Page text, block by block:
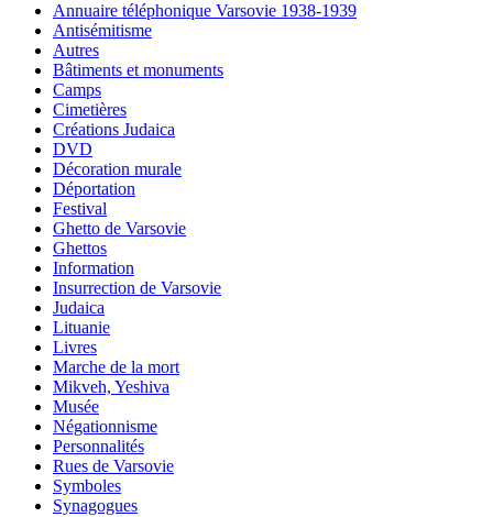
Annuaire téléphonique Varsovie 1938-1939
Antisémitisme
Autres
Bâtiments et monuments
Camps
Cimetières
Créations Judaica
DVD
Décoration murale
Déportation
Festival
Ghetto de Varsovie
Ghettos
Information
Insurrection de Varsovie
Judaica
Lituanie
Livres
Marche de la mort
Mikveh, Yeshiva
Musée
Négationnisme
Personnalités
Rues de Varsovie
Symboles
Synagogues